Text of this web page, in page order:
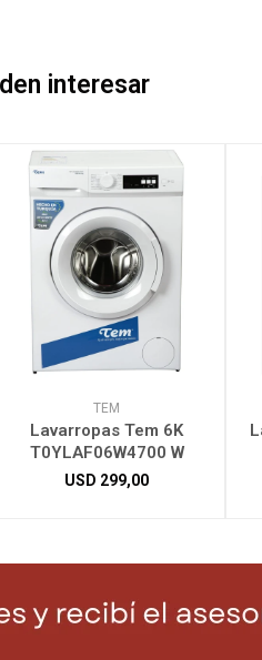
interesar
TEM
Lavarropas Tem 6K
T0YLAF06W4700 W
USD 299,00